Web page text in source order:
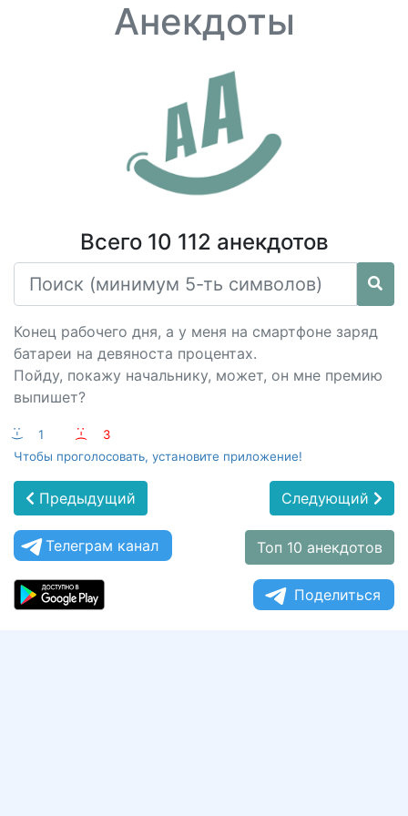
Анекдоты
Всего 10 112 анекдотов
Конец рабочего дня, а у меня на смартфоне заряд
батареи на девяноста процентах.
Пойду, покажу начальнику, может, он мне премию
выпишет?
:-) 1 :-(
3
Чтобы проголосовать, установите приложение!
Предыдущий Следующий
Телеграм канал Топ 10 анекдотов
Поделиться